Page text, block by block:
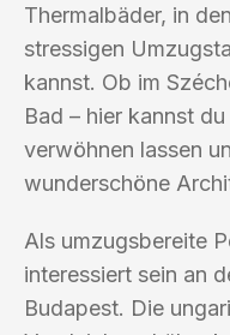
Thermalbäder, in
stressigen
kannst. Ob im
Bad – hier kannst
verwöhnen lassen
wunderschöne
Als umzugsbereite
interessiert sein an
Budapest. Die